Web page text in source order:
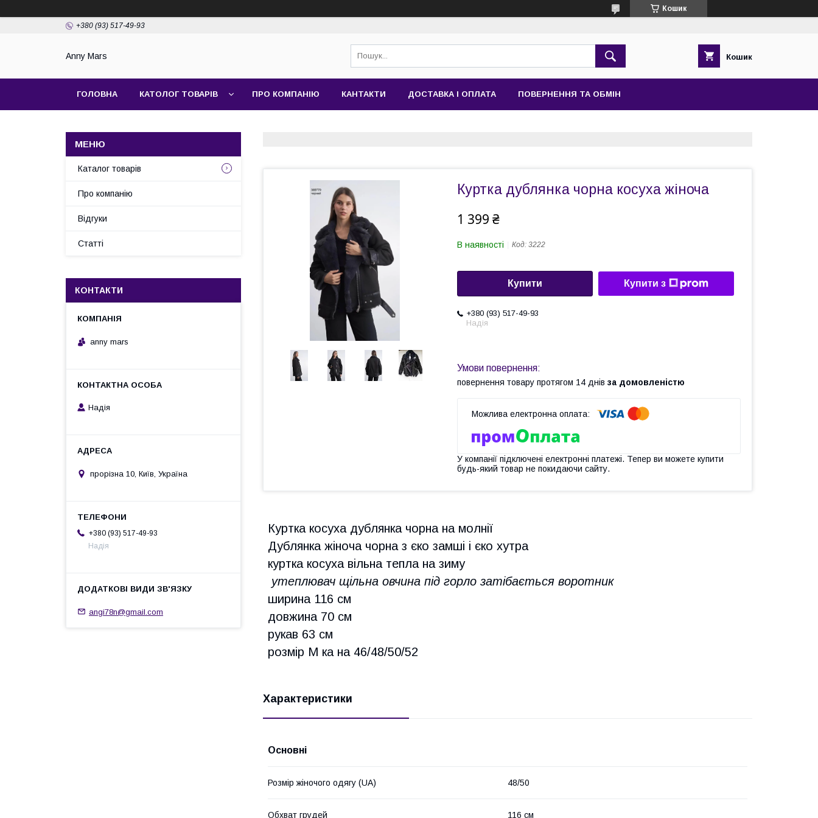
Кошик
+380 (93) 517-49-93
Anny Mars Кошик
ГОЛОВНА КАТОЛОГ ТОВАРІВ ПРО КОМПАНІЮ КАНТАКТИ ДОСТАВКА І ОПЛАТА ПОВЕРНЕННЯ ТА ОБМІН
Куртка дублянка чорна косуха жіноча
1 399 ₴
В наявності Код: 3222
Купити Купити з
+380 (93) 517-49-93
Надія
повернення товару протягом 14 днів за домовленістю
У компанії підключені електронні платежі. Тепер ви можете купити
будь-який товар не покидаючи сайту.
Куртка косуха дублянка чорна на молнії
Дублянка жіноча чорна з єко замші і єко хутра
куртка косуха вільна тепла на зиму
утеплювач щільна овчина під горло затібається воротник
ширина 116 см
довжина 70 см
рукав 63 см
розмір М ка на 46/48/50/52
Характеристики
Основні
Розмір жіночого одягу (UA) 48/50
Обхват грудей 116 см
Каталог товарів
Про компанію
Відгуки
Статті
КОНТАКТИ
anny mars
Надія
прорізна 10, Київ, Україна
+380 (93) 517-49-93
Надія
angi78n@gmail.com